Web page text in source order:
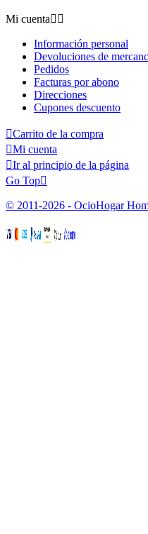
Mi cuenta 
Información personal
Devoluciones de
Pedidos
Facturas por abono
Direcciones
Cupones descuento
Carrito de la compra
Mi cuenta
Ir al principio de la página
Go Top
© 2011-2026 - OcioHogar